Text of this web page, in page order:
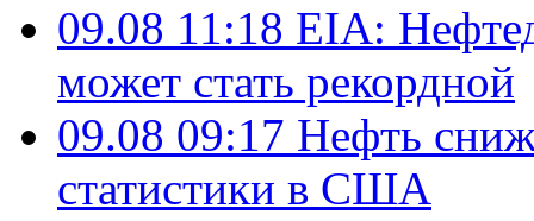
09.08 11:18 EIA:
может стать рекордной
09.08 09:17 Нефть
статистики в США